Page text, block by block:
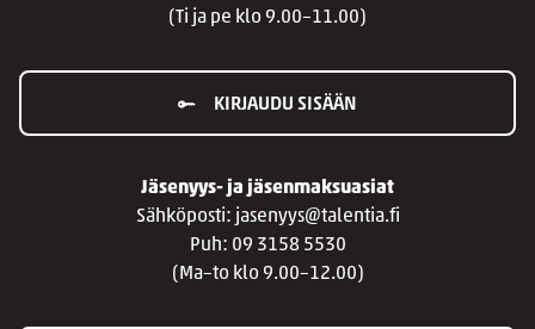
(Ti ja pe klo 9.00–11.00)
KIRJAUDU SISÄÄN
Jäsenyys- ja jäsenmaksuasiat
Sähköposti: jasenyys@talentia.fi
Puh: 09 3158 5530
(Ma–to klo 9.00–12.00)